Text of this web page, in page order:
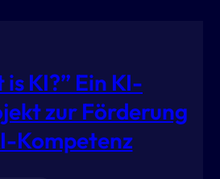
KI?” Ein KI-
zur Förderung
Kompetenz